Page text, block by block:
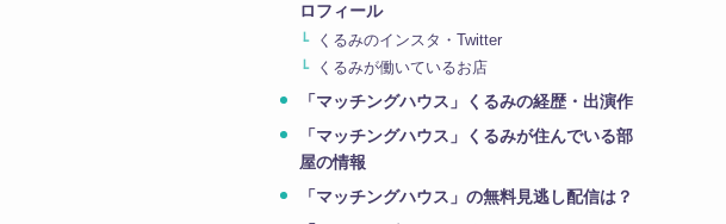
ロフィール
くるみのインスタ・Twitter
くるみが働いているお店
「マッチングハウス」くるみの経歴・出演作
「マッチングハウス」くるみが住んでいる部
屋の情報
「マッチングハウス」の無料見逃し配信は？